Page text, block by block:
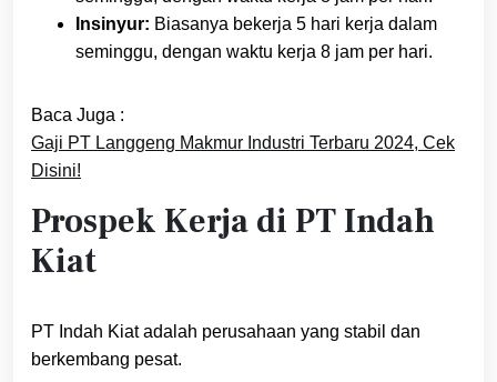
Insinyur: Biasanya bekerja 5 hari kerja dalam
seminggu, dengan waktu kerja 8 jam per hari.
Baca Juga :
Gaji PT Langgeng Makmur Industri Terbaru 2024, Cek
Disini!
Prospek Kerja di PT Indah
Kiat
PT Indah Kiat adalah perusahaan yang stabil dan
berkembang pesat.